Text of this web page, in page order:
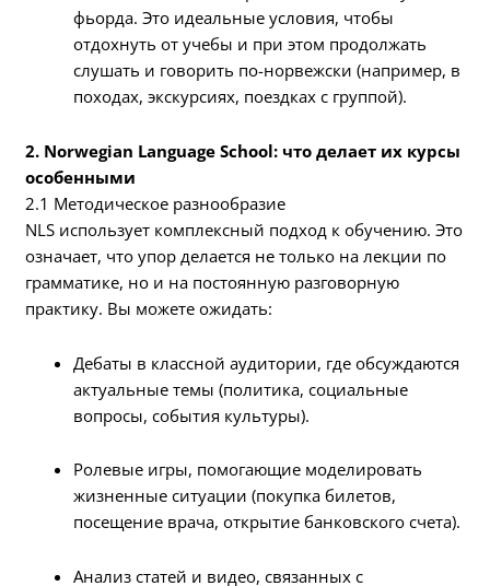
фьорда. Это идеальные условия, чтобы
отдохнуть от учебы и при этом продолжать
слушать и говорить по-норвежски (например, в
походах, экскурсиях, поездках с группой).
2. Norwegian Language School: что делает их курсы
особенными
2.1 Методическое разнообразие
NLS использует комплексный подход к обучению. Это
означает, что упор делается не только на лекции по
грамматике, но и на постоянную разговорную
практику. Вы можете ожидать:
Дебаты в классной аудитории, где обсуждаются
актуальные темы (политика, социальные
вопросы, события культуры).
Ролевые игры, помогающие моделировать
жизненные ситуации (покупка билетов,
посещение врача, открытие банковского счета).
Анализ статей и видео, связанных с